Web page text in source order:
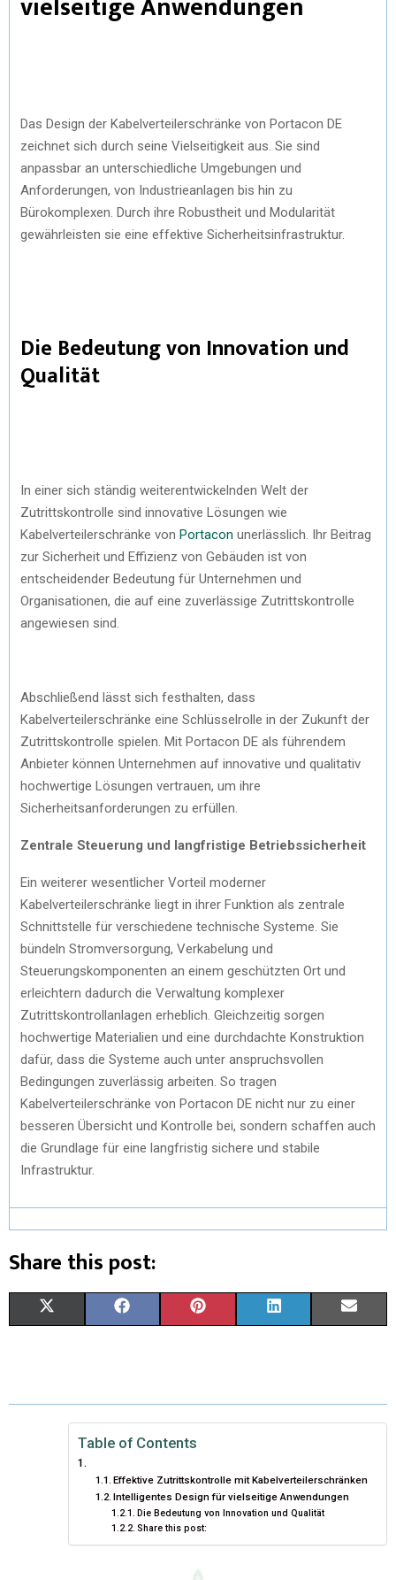
Das Design der Kabelverteilerschränke von Portacon DE
zeichnet sich durch seine Vielseitigkeit aus. Sie sind
anpassbar an unterschiedliche Umgebungen und
Anforderungen, von Industrieanlagen bis hin zu
Bürokomplexen. Durch ihre Robustheit und Modularität
gewährleisten sie eine effektive Sicherheitsinfrastruktur.
Die Bedeutung von Innovation und
Qualität
In einer sich ständig weiterentwickelnden Welt der
Zutrittskontrolle sind innovative Lösungen wie
Kabelverteilerschränke von Portacon unerlässlich. Ihr Beitrag
zur Sicherheit und Effizienz von Gebäuden ist von
entscheidender Bedeutung für Unternehmen und
Organisationen, die auf eine zuverlässige Zutrittskontrolle
angewiesen sind.
Abschließend lässt sich festhalten, dass
Kabelverteilerschränke eine Schlüsselrolle in der Zukunft der
Zutrittskontrolle spielen. Mit Portacon DE als führendem
Anbieter können Unternehmen auf innovative und qualitativ
hochwertige Lösungen vertrauen, um ihre
Sicherheitsanforderungen zu erfüllen.
Zentrale Steuerung und langfristige Betriebssicherheit
Ein weiterer wesentlicher Vorteil moderner
Kabelverteilerschränke liegt in ihrer Funktion als zentrale
Schnittstelle für verschiedene technische Systeme. Sie
bündeln Stromversorgung, Verkabelung und
Steuerungskomponenten an einem geschützten Ort und
erleichtern dadurch die Verwaltung komplexer
Zutrittskontrollanlagen erheblich. Gleichzeitig sorgen
hochwertige Materialien und eine durchdachte Konstruktion
dafür, dass die Systeme auch unter anspruchsvollen
Bedingungen zuverlässig arbeiten. So tragen
Kabelverteilerschränke von Portacon DE nicht nur zu einer
besseren Übersicht und Kontrolle bei, sondern schaffen auch
die Grundlage für eine langfristig sichere und stabile
Infrastruktur.
Share this post:
W E
B
O
K
T
E
K
I
I
Table of Contents
Effektive Zutrittskontrolle mit Kabelverteilerschränken
Intelligentes Design für vielseitige Anwendungen
Die Bedeutung von Innovation und Qualität
Share this post: